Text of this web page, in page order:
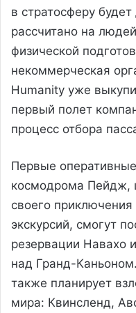
в стратосферу
рассчитано на
физической
некоммерческая
Humanity уже
первый полет
процесс отбора
Первые
космодрома Пейдж,
своего
экскурсий, смогут
резервации Навахо
над Гранд-
также планирует
мира: Квинсленд,